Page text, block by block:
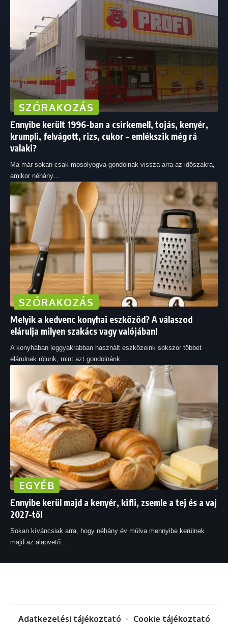
SZÓRAKOZÁS
Ennyibe került 1996-ban a csirkemell, tojás, kenyér,
krumpli, felvágott, rizs, cukor – emlékszik még rá
valaki?
Ma már sokan csak mosolyogva gondolnak vissza arra az időszakra,
amikor néhány…
SZÓRAKOZÁS
Melyik a kedvenc konyhai eszközöd? A válaszod
elárulja milyen szakács vagy valójában!
A konyhában leggyakrabban használt eszközeink sokszor többet
elárulnak rólunk, mint azt gondolnánk.…
EGYÉB
Ennyibe kerül majd a kenyér, kifli, zsemle a tej és a vaj
2027-től
Sokan kíváncsiak arra, hogy néhány év múlva mennyibe kerülnek
majd az alapvető
Adatkezelési tájékoztató
Cookie tájékoztató